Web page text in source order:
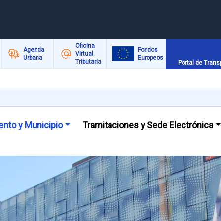
Agenda
Urbana
Oficina
Virtual
Tributaria
Fondos
Europeos
Portal de
y Municipio Tramitaciones y Sede Electrónica
de un “fast pass” para la feria y